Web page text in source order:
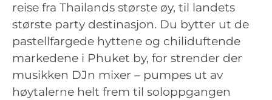
reise fra Thailands største øy, til landets
største party destinasjon. Du bytter ut de
pastellfargede hyttene og chiliduftende
markedene i Phuket by, for strender der
musikken DJn mixer – pumpes ut av
høytalerne helt frem til soloppgangen